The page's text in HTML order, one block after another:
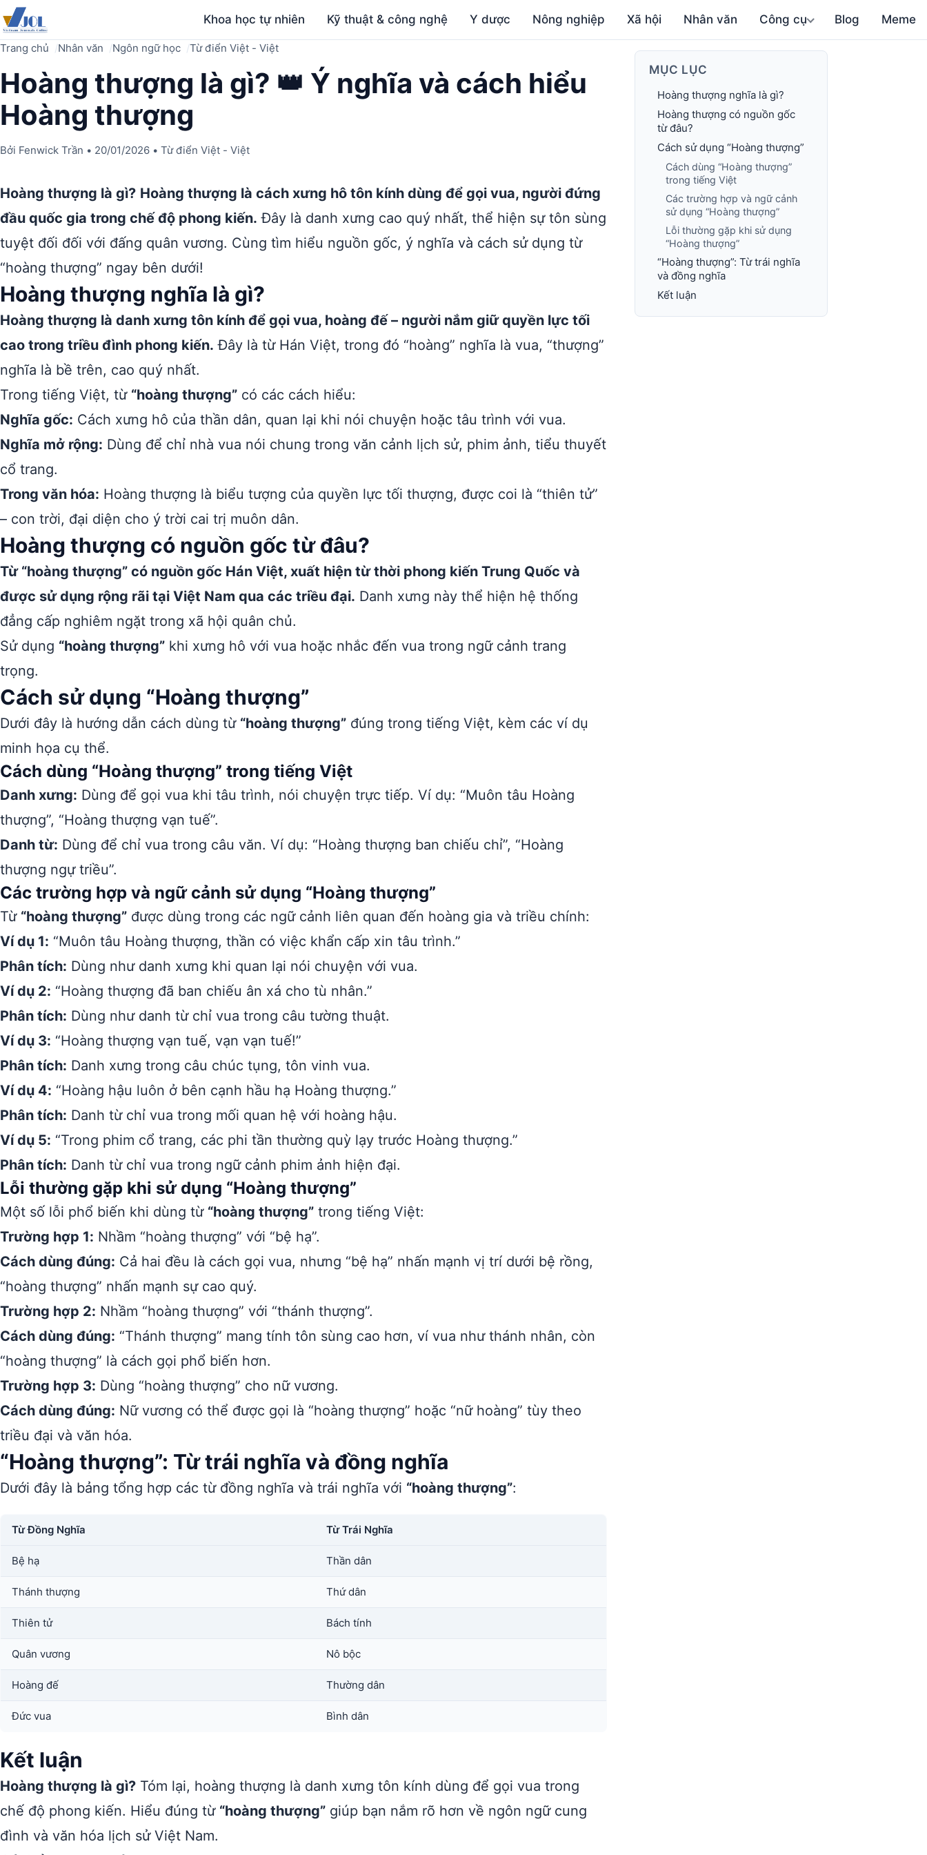
Khoa học tự nhiên Kỹ thuật & công nghệ Y dược Nông nghiệp Xã hội Nhân văn Công cụ Blog Meme
Trang chủ Nhân văn Ngôn ngữ học Từ điển Việt - Việt
Hoàng thượng là gì? 👑 Ý nghĩa và cách hiểu
Hoàng thượng
Bởi Fenwick Trần • 20/01/2026 • Từ điển Việt - Việt
Hoàng thượng là gì? Hoàng thượng là cách xưng hô tôn kính dùng để gọi vua, người đứng
đầu quốc gia trong chế độ phong kiến. Đây là danh xưng cao quý nhất, thể hiện sự tôn sùng
tuyệt đối đối với đấng quân vương. Cùng tìm hiểu nguồn gốc, ý nghĩa và cách sử dụng từ
“hoàng thượng” ngay bên dưới!
Hoàng thượng nghĩa là gì?
Hoàng thượng là danh xưng tôn kính để gọi vua, hoàng đế – người nắm giữ quyền lực tối
cao trong triều đình phong kiến. Đây là từ Hán Việt, trong đó “hoàng” nghĩa là vua, “thượng”
nghĩa là bề trên, cao quý nhất.
Trong tiếng Việt, từ “hoàng thượng” có các cách hiểu:
Nghĩa gốc: Cách xưng hô của thần dân, quan lại khi nói chuyện hoặc tâu trình với vua.
Nghĩa mở rộng: Dùng để chỉ nhà vua nói chung trong văn cảnh lịch sử, phim ảnh, tiểu thuyết
cổ trang.
Trong văn hóa: Hoàng thượng là biểu tượng của quyền lực tối thượng, được coi là “thiên tử”
– con trời, đại diện cho ý trời cai trị muôn dân.
Hoàng thượng có nguồn gốc từ đâu?
Từ “hoàng thượng” có nguồn gốc Hán Việt, xuất hiện từ thời phong kiến Trung Quốc và
được sử dụng rộng rãi tại Việt Nam qua các triều đại. Danh xưng này thể hiện hệ thống
đẳng cấp nghiêm ngặt trong xã hội quân chủ.
Sử dụng “hoàng thượng” khi xưng hô với vua hoặc nhắc đến vua trong ngữ cảnh trang
trọng.
Cách sử dụng “Hoàng thượng”
Dưới đây là hướng dẫn cách dùng từ “hoàng thượng” đúng trong tiếng Việt, kèm các ví dụ
minh họa cụ thể.
Cách dùng “Hoàng thượng” trong tiếng Việt
Danh xưng: Dùng để gọi vua khi tâu trình, nói chuyện trực tiếp. Ví dụ: “Muôn tâu Hoàng
thượng”, “Hoàng thượng vạn tuế”.
Danh từ: Dùng để chỉ vua trong câu văn. Ví dụ: “Hoàng thượng ban chiếu chỉ”, “Hoàng
thượng ngự triều”.
Các trường hợp và ngữ cảnh sử dụng “Hoàng thượng”
Từ “hoàng thượng” được dùng trong các ngữ cảnh liên quan đến hoàng gia và triều chính:
Ví dụ 1: “Muôn tâu Hoàng thượng, thần có việc khẩn cấp xin tâu trình.”
Phân tích: Dùng như danh xưng khi quan lại nói chuyện với vua.
Ví dụ 2: “Hoàng thượng đã ban chiếu ân xá cho tù nhân.”
Phân tích: Dùng như danh từ chỉ vua trong câu tường thuật.
Ví dụ 3: “Hoàng thượng vạn tuế, vạn vạn tuế!”
Phân tích: Danh xưng trong câu chúc tụng, tôn vinh vua.
Ví dụ 4: “Hoàng hậu luôn ở bên cạnh hầu hạ Hoàng thượng.”
Phân tích: Danh từ chỉ vua trong mối quan hệ với hoàng hậu.
Ví dụ 5: “Trong phim cổ trang, các phi tần thường quỳ lạy trước Hoàng thượng.”
Phân tích: Danh từ chỉ vua trong ngữ cảnh phim ảnh hiện đại.
Lỗi thường gặp khi sử dụng “Hoàng thượng”
Một số lỗi phổ biến khi dùng từ “hoàng thượng” trong tiếng Việt:
Trường hợp 1: Nhầm “hoàng thượng” với “bệ hạ”.
Cách dùng đúng: Cả hai đều là cách gọi vua, nhưng “bệ hạ” nhấn mạnh vị trí dưới bệ rồng,
“hoàng thượng” nhấn mạnh sự cao quý.
Trường hợp 2: Nhầm “hoàng thượng” với “thánh thượng”.
Cách dùng đúng: “Thánh thượng” mang tính tôn sùng cao hơn, ví vua như thánh nhân, còn
“hoàng thượng” là cách gọi phổ biến hơn.
Trường hợp 3: Dùng “hoàng thượng” cho nữ vương.
Cách dùng đúng: Nữ vương có thể được gọi là “hoàng thượng” hoặc “nữ hoàng” tùy theo
triều đại và văn hóa.
“Hoàng thượng”: Từ trái nghĩa và đồng nghĩa
Dưới đây là bảng tổng hợp các từ đồng nghĩa và trái nghĩa với “hoàng thượng”:
Từ Đồng Nghĩa Từ Trái Nghĩa
Bệ hạ Thần dân
Thánh thượng Thứ dân
Thiên tử Bách tính
Quân vương Nô bộc
Hoàng đế Thường dân
Đức vua Bình dân
Kết luận
Hoàng thượng là gì? Tóm lại, hoàng thượng là danh xưng tôn kính dùng để gọi vua trong
chế độ phong kiến. Hiểu đúng từ “hoàng thượng” giúp bạn nắm rõ hơn về ngôn ngữ cung
đình và văn hóa lịch sử Việt Nam.
MỤC LỤC
Hoàng thượng nghĩa là gì?
Hoàng thượng có nguồn gốc
từ đâu?
Cách sử dụng “Hoàng thượng”
Cách dùng “Hoàng thượng”
trong tiếng Việt
Các trường hợp và ngữ cảnh
sử dụng “Hoàng thượng”
Lỗi thường gặp khi sử dụng
“Hoàng thượng”
“Hoàng thượng”: Từ trái nghĩa
và đồng nghĩa
Kết luận